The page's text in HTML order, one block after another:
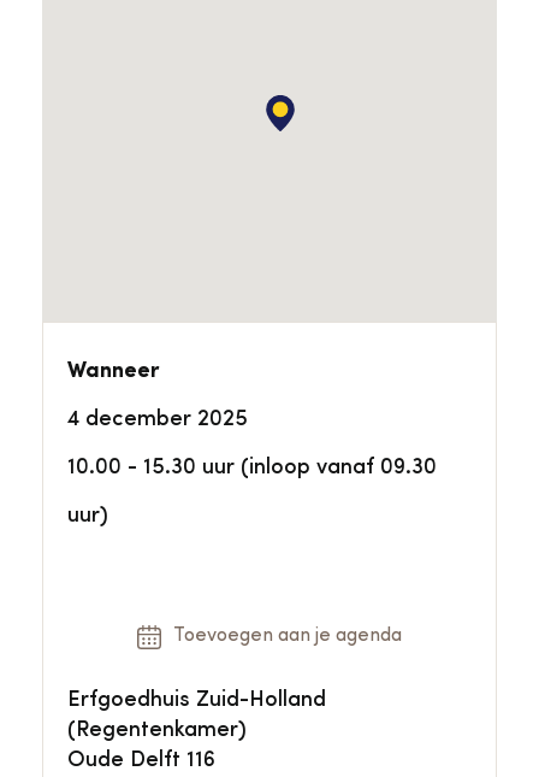
Wanneer
4 december 2025
10.00 - 15.30 uur (inloop vanaf 09.30
uur)
Toevoegen aan je agenda
Erfgoedhuis Zuid-Holland
(Regentenkamer)
Oude Delft 116